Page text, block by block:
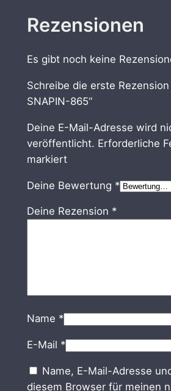
Rezensionen
Es gibt noch keine
Schreibe die erste Rezension
SNAPIN-865“
Deine E-Mail-Adresse wird
veröffentlicht. Erforderliche
markiert
Deine Bewertung *
Deine Rezension *
Name *
E-Mail *
Name, E-Mail-Adresse
diesem Browser für meinen